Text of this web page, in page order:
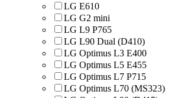
LG E610
LG G2 mini
LG L9 P765
LG L90 Dual (D410)
LG Optimus L3 E400
LG Optimus L5 E455
LG Optimus L7 P715
LG Optimus L70 (MS323)